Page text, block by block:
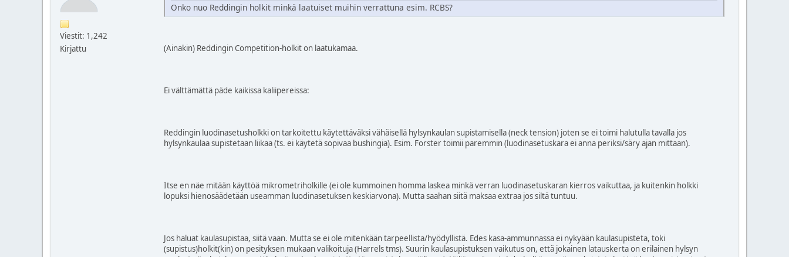
Viestit: 1,242
Kirjattu
Onko nuo Reddingin holkit minkä laatuiset muihin verrattuna esim. RCBS?
(Ainakin) Reddingin Competition-holkit on laatukamaa.
Ei välttämättä päde kaikissa kaliipereissa:
Reddingin luodinasetusholkki on tarkoitettu käytettäväksi vähäisellä hylsynkaulan supistamisella (neck tension) joten se ei toimi halutulla tavalla jos
hylsynkaulaa supistetaan liikaa (ts. ei käytetä sopivaa bushingia). Esim. Forster toimii paremmin (luodinasetuskara ei anna periksi/säry ajan mittaan).
Itse en näe mitään käyttöä mikrometriholkille (ei ole kummoinen homma laskea minkä verran luodinasetuskaran kierros vaikuttaa, ja kuitenkin holkki
lopuksi hienosäädetään useamman luodinasetuksen keskiarvona). Mutta saahan siitä maksaa extraa jos siltä tuntuu.
Jos haluat kaulasupistaa, siitä vaan. Mutta se ei ole mitenkään tarpeellista/hyödyllistä. Edes kasa-ammunnassa ei nykyään kaulasupisteta, toki
(supistus)holkit(kin) on pesityksen mukaan valikoituja (Harrels tms). Suurin kaulasupistuksen vaikutus on, että jokainen latauskerta on erilainen hylsyn